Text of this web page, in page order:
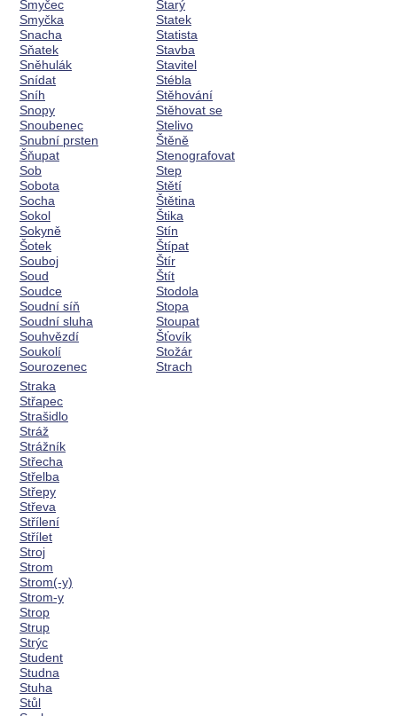
Smyčec
Smyčka
Snacha
Sňatek
Sněhulák
Snídat
Sníh
Snopy
Snoubenec
Snubní prsten
Šňupat
Sob
Sobota
Socha
Sokol
Sokyně
Šotek
Souboj
Soud
Soudce
Soudní síň
Soudní sluha
Souhvězdí
Soukolí
Sourozenec
Starý
Statek
Statista
Stavba
Stavitel
Stébla
Stěhování
Stěhovat se
Stelivo
Štěně
Stenografovat
Step
Stětí
Štětina
Štika
Stín
Štípat
Štír
Štít
Stodola
Stopa
Stoupat
Šťovík
Stožár
Strach
Straka
Střapec
Strašidlo
Stráž
Strážník
Střecha
Střelba
Střepy
Střeva
Střílení
Střílet
Stroj
Strom
Strom(-y)
Strom-y
Strop
Strup
Strýc
Student
Studna
Stuha
Stůl